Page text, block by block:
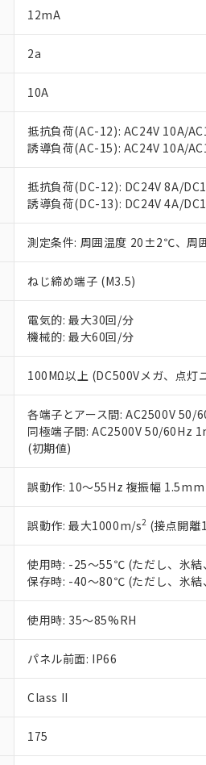
12mA
2a
10A
抵抗負荷(AC-12): AC24V 10A/
誘導負荷(AC-15): AC24V 10A/
抵抗負荷(DC-12): DC24V 8A/
誘導負荷(DC-13): DC24V 4A/
測定条件: 周囲温度 20±2℃、周
ねじ締め端子 (M3.5)
電気的: 最大30回/分
機械的: 最大60回/分
100MΩ以上 (DC500Vメガ、点灯
各端子とアース間: AC2500V 50/
同極端子間: AC2500V 50/60Hz
(初期値)
誤動作: 10～55Hz 複振幅
誤動作: 最大1000m/s2 (接点開離
使用時: -25～55℃ (ただし、氷結
保存時: -40～80℃ (ただし、氷結
使用時: 35～85%RH
パネル前面: IP66
Class II
175
い。
正式な納期状況および
当社販売員にご相談く
オムロン制御機器販売
在庫状況および標準価
す。
マイパーツ機能（部品
お客様が当ウェブサイ
が、当社の製品・サー
さい。
※当社の共同利用者とは
いる法人を指します。
但し、RoHS指令で産業用監視および
※2 対応予定月
部品在庫の切り替え状況など
※3 非含有証明書ダウン
下記の非含有証明書をダウン
EU RoHS指令（10物質）の非
51物質の非含有証明書（当社
※本証明書は発行日時点で非
また、RoHS指令のフタル酸
混在することから備考欄に対
り割愛しております。
「○」：最大均質材料含有率
「×」：最大均質材料含有率
*中国RoHS10物質の基準値 (GB/
Pb(鉛) :1000ppm、 Hg(水銀) :
Cr(Ⅵ)(六価クロム) : 1000ppm、
DBP(フタル酸ジブチル) : 1000ppm、
DEHP(フタル酸ビス(2-エチルヘキシル
※2 環境保護使用期限
「ｅ」：有害物質（10物質）
「10」：通常の使用状況下に
味します。
当社は、これら貴社製
当社は貴社製品を、核
置等に一切使用いたし
当社は、貴社製品を第
また当社は、販売先お
たしません。
号
○ 一定数以上の在庫あ
△ 一定数には満たな
－
在庫なし(最新の在
機器販売店・当社
空
白
受注生産機種、ま